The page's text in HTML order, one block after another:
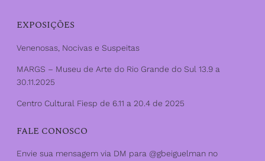
EXPOSIÇÕES
Venenosas, Nocivas e Suspeitas
MARGS – Museu de Arte do Rio Grande do Sul 13.9 a
30.11.2025
Centro Cultural Fiesp de 6.11 a 20.4 de 2025
FALE CONOSCO
Envie sua mensagem via DM para @gbeiguelman no